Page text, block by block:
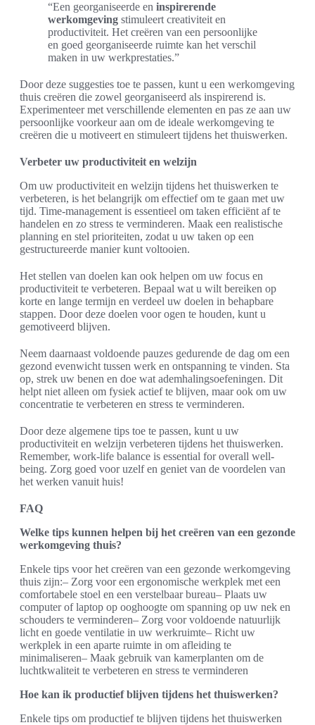
“Een georganiseerde en inspirerende
werkomgeving stimuleert creativiteit en
productiviteit. Het creëren van een persoonlijke
en goed georganiseerde ruimte kan het verschil
maken in uw werkprestaties.”
Door deze suggesties toe te passen, kunt u een werkomgeving
thuis creëren die zowel georganiseerd als inspirerend is.
Experimenteer met verschillende elementen en pas ze aan uw
persoonlijke voorkeur aan om de ideale werkomgeving te
creëren die u motiveert en stimuleert tijdens het thuiswerken.
Verbeter uw productiviteit en welzijn
Om uw productiviteit en welzijn tijdens het thuiswerken te
verbeteren, is het belangrijk om effectief om te gaan met uw
tijd. Time-management is essentieel om taken efficiënt af te
handelen en zo stress te verminderen. Maak een realistische
planning en stel prioriteiten, zodat u uw taken op een
gestructureerde manier kunt voltooien.
Het stellen van doelen kan ook helpen om uw focus en
productiviteit te verbeteren. Bepaal wat u wilt bereiken op
korte en lange termijn en verdeel uw doelen in behapbare
stappen. Door deze doelen voor ogen te houden, kunt u
gemotiveerd blijven.
Neem daarnaast voldoende pauzes gedurende de dag om een
gezond evenwicht tussen werk en ontspanning te vinden. Sta
op, strek uw benen en doe wat ademhalingsoefeningen. Dit
helpt niet alleen om fysiek actief te blijven, maar ook om uw
concentratie te verbeteren en stress te verminderen.
Door deze algemene tips toe te passen, kunt u uw
productiviteit en welzijn verbeteren tijdens het thuiswerken.
Remember, work-life balance is essential for overall well-
being. Zorg goed voor uzelf en geniet van de voordelen van
het werken vanuit huis!
FAQ
Welke tips kunnen helpen bij het creëren van een gezonde
werkomgeving thuis?
Enkele tips voor het creëren van een gezonde werkomgeving
thuis zijn:– Zorg voor een ergonomische werkplek met een
comfortabele stoel en een verstelbaar bureau– Plaats uw
computer of laptop op ooghoogte om spanning op uw nek en
schouders te verminderen– Zorg voor voldoende natuurlijk
licht en goede ventilatie in uw werkruimte– Richt uw
werkplek in een aparte ruimte in om afleiding te
minimaliseren– Maak gebruik van kamerplanten om de
luchtkwaliteit te verbeteren en stress te verminderen
Hoe kan ik productief blijven tijdens het thuiswerken?
Enkele tips om productief te blijven tijdens het thuiswerken